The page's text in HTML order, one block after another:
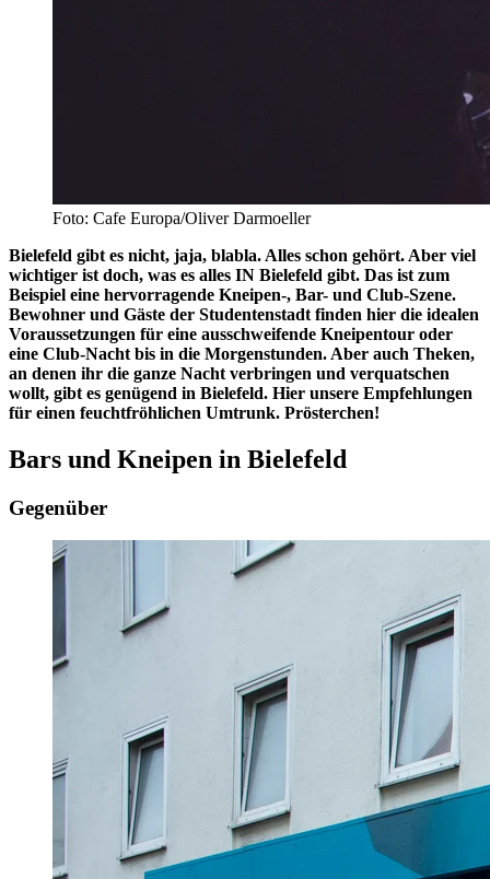
Foto: Cafe Europa/Oliver Darmoeller
Bielefeld gibt es nicht, jaja, blabla. Alles schon gehört. Aber viel
wichtiger ist doch, was es alles IN Bielefeld gibt. Das ist zum
Beispiel eine hervorragende Kneipen-, Bar- und Club-Szene.
Bewohner und Gäste der Studentenstadt finden hier die idealen
Voraussetzungen für eine ausschweifende Kneipentour oder
eine Club-Nacht bis in die Morgenstunden. Aber auch Theken,
an denen ihr die ganze Nacht verbringen und verquatschen
wollt, gibt es genügend in Bielefeld. Hier unsere Empfehlungen
für einen feuchtfröhlichen Umtrunk. Prösterchen!
Bars und Kneipen in Bielefeld
Gegenüber